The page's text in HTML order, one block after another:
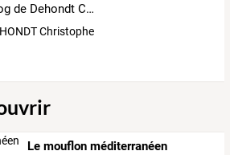
Le blog de Dehondt Christophe et de Desmets Corinne
Christophe
Le mouflon méditerranéen